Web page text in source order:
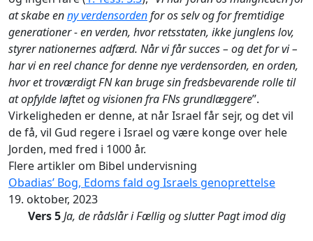
at skabe enny verdensordenfor os selv og for fremtidige
generationer - en verden, hvor retsstaten, ikke junglens lov,
styrer nationernes adfærd. Når vi får succes – og det for vi –
har vi en reel chance for denne nye verdensorden, en orden,
hvor et troværdigt FN kan bruge sin fredsbevarende rolle til
at opfylde løftet og visionen fra FNs grundlæggere”.
Virkeligheden er denne, at når Israel får sejr, og det vil
de få, vil Gud regere i Israel og være konge over hele
Jorden, med fred i 1000 år.
Flere artikler om Bibel undervisning
Obadias’ Bog, Edoms fald og Israels genoprettelse
19. oktober, 2023
Vers 5 Ja, de rådslår i Fællig og slutter Pagt imod dig